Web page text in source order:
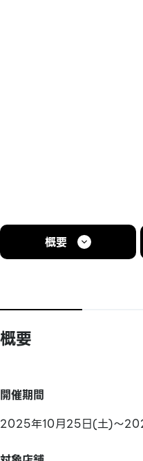
概要
概要
開催期間
2025年10月25日(土)～